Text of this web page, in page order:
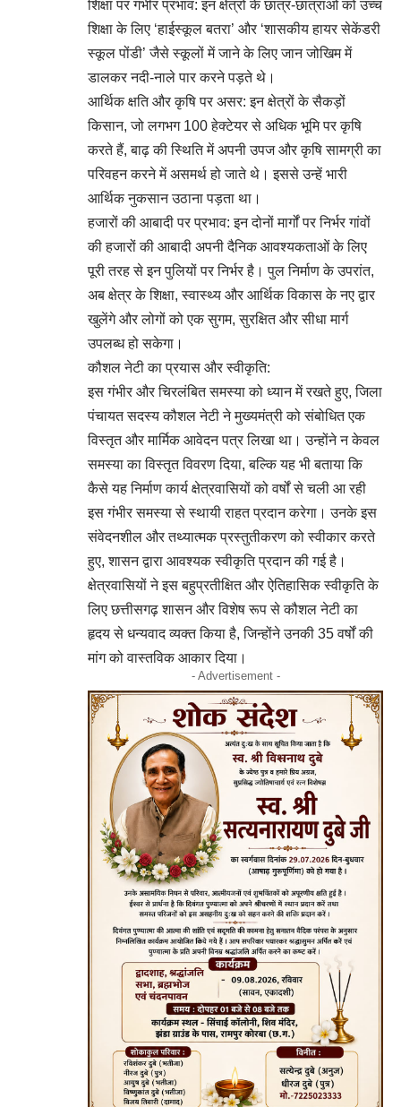
शिक्षा पर गंभीर प्रभाव: इन क्षेत्रों के छात्र-छात्राओं को उच्च
शिक्षा के लिए ‘हाईस्कूल बतरा’ और ‘शासकीय हायर सेकेंडरी
स्कूल पोंडी’ जैसे स्कूलों में जाने के लिए जान जोखिम में
डालकर नदी-नाले पार करने पड़ते थे।
आर्थिक क्षति और कृषि पर असर: इन क्षेत्रों के सैकड़ों
किसान, जो लगभग 100 हेक्टेयर से अधिक भूमि पर कृषि
करते हैं, बाढ़ की स्थिति में अपनी उपज और कृषि सामग्री का
परिवहन करने में असमर्थ हो जाते थे। इससे उन्हें भारी
आर्थिक नुकसान उठाना पड़ता था।
हजारों की आबादी पर प्रभाव: इन दोनों मार्गों पर निर्भर गांवों
की हजारों की आबादी अपनी दैनिक आवश्यकताओं के लिए
पूरी तरह से इन पुलियों पर निर्भर है। पुल निर्माण के उपरांत,
अब क्षेत्र के शिक्षा, स्वास्थ्य और आर्थिक विकास के नए द्वार
खुलेंगे और लोगों को एक सुगम, सुरक्षित और सीधा मार्ग
उपलब्ध हो सकेगा।
कौशल नेटी का प्रयास और स्वीकृति:
इस गंभीर और चिरलंबित समस्या को ध्यान में रखते हुए, जिला
पंचायत सदस्य कौशल नेटी ने मुख्यमंत्री को संबोधित एक
विस्तृत और मार्मिक आवेदन पत्र लिखा था। उन्होंने न केवल
समस्या का विस्तृत विवरण दिया, बल्कि यह भी बताया कि
कैसे यह निर्माण कार्य क्षेत्रवासियों को वर्षों से चली आ रही
इस गंभीर समस्या से स्थायी राहत प्रदान करेगा। उनके इस
संवेदनशील और तथ्यात्मक प्रस्तुतीकरण को स्वीकार करते
हुए, शासन द्वारा आवश्यक स्वीकृति प्रदान की गई है।
क्षेत्रवासियों ने इस बहुप्रतीक्षित और ऐतिहासिक स्वीकृति के
लिए छत्तीसगढ़ शासन और विशेष रूप से कौशल नेटी का
हृदय से धन्यवाद व्यक्त किया है, जिन्होंने उनकी 35 वर्षों की
मांग को वास्तविक आकार दिया।
- Advertisement -